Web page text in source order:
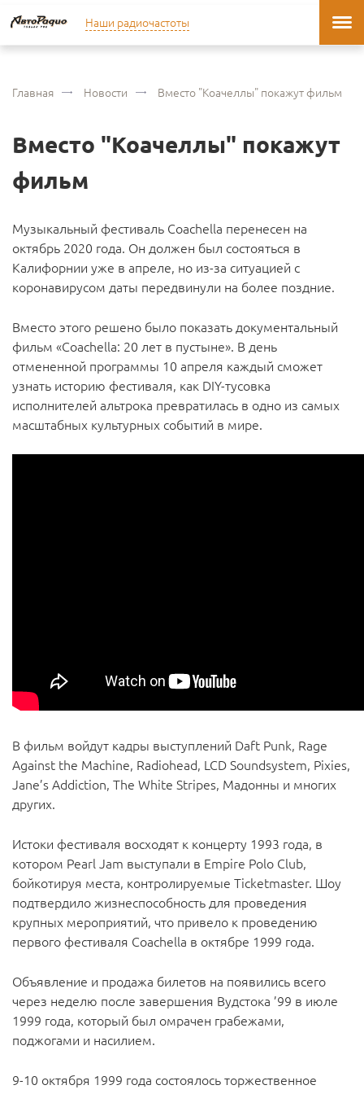
Наши радиочастоты
Главная Новости Вместо "Коачеллы" покажут фильм
Вместо "Коачеллы" покажут
фильм
Музыкальный фестиваль Coachella перенесен на
октябрь 2020 года. Он должен был состояться в
Калифорнии уже в апреле, но из-за ситуацией с
коронавирусом даты передвинули на более поздние.
Вместо этого решено было показать документальный
фильм «Coachella: 20 лет в пустыне». В день
отмененной программы 10 апреля каждый сможет
узнать историю фестиваля, как DIY-тусовка
исполнителей альтрока превратилась в одно из самых
масштабных культурных событий в мире.
В фильм войдут кадры выступлений Daft Punk, Rage
Against the Machine, Radiohead, LCD Soundsystem, Pixies,
Jane’s Addiction, The White Stripes, Мадонны и многих
других.
Истоки фестиваля восходят к концерту 1993 года, в
котором Pearl Jam выступали в Empire Polo Club,
бойкотируя места, контролируемые Ticketmaster. Шоу
подтвердило жизнеспособность для проведения
крупных мероприятий, что привело к проведению
первого фестиваля Coachella в октябре 1999 года.
Объявление и продажа билетов на появились всего
через неделю после завершения Вудстока ’99 в июле
1999 года, который был омрачен грабежами,
поджогами и насилием.
9-10 октября 1999 года состоялось торжественное